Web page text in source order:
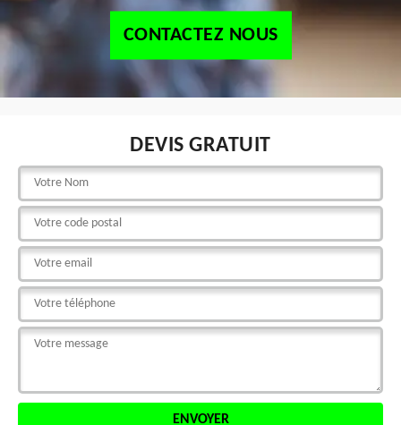
CONTACTEZ NOUS
DEVIS GRATUIT